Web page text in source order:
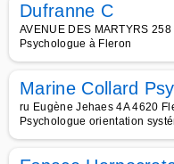
Dufranne C
AVENUE DES MARTYRS
Psychologue à Fleron
Marine Collard
ru Eugène Jehaes 4A 4620
Psychologue orientation